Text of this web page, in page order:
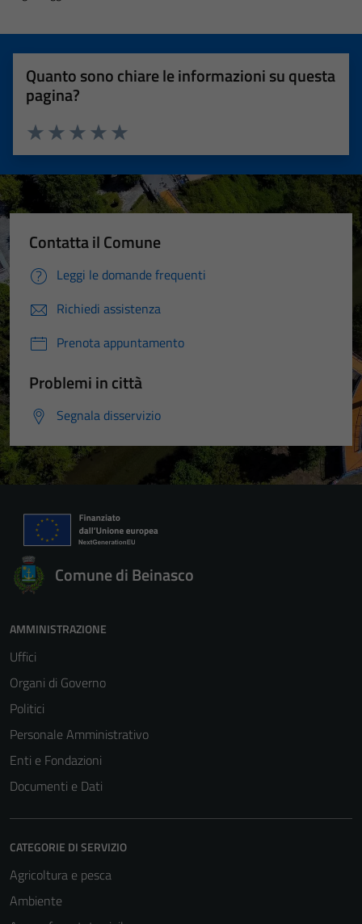
Quanto sono chiare le informazioni su questa
pagina?
Valuta 5 stelle su 5
Valuta 4 stelle su 5
Valuta 3 stelle su 5
Valuta 2 stelle su 5
Valuta 1 stelle su 5
Contatta il Comune
Leggi le domande frequenti
Richiedi assistenza
Prenota appuntamento
Problemi in città
Segnala disservizio
Comune di Beinasco
AMMINISTRAZIONE
Uffici
Organi di Governo
Politici
Personale Amministrativo
Enti e Fondazioni
Documenti e Dati
CATEGORIE DI SERVIZIO
Agricoltura e pesca
Ambiente
Tecnici